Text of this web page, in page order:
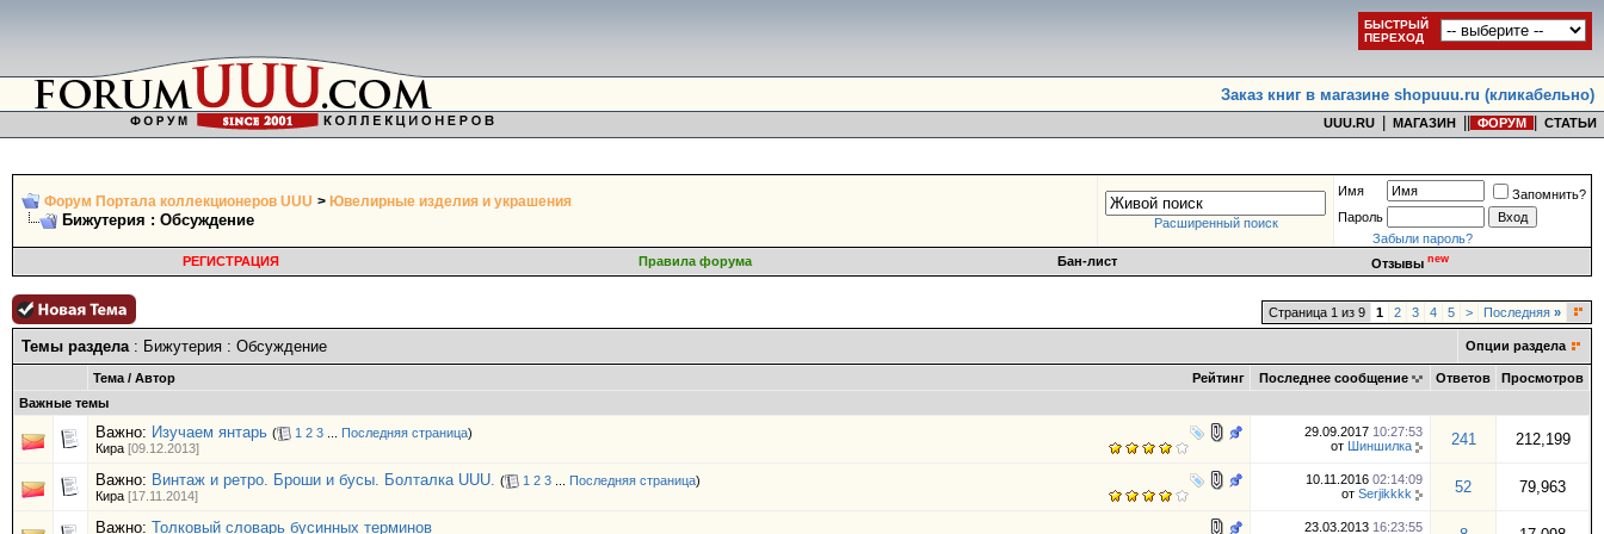
БЫСТРЫЙ
ПЕРЕХОД
Заказ книг в магазине shopuuu.ru (кликабельно)
UUU.RU МАГАЗИН ФОРУМ СТАТЬИ
Форум Портала коллекционеров UUU > Ювелирные изделия и украшения
Бижутерия : Обсуждение Расширенный поиск
Имя
Запомнить?
Пароль
Забыли пароль?
РЕГИСТРАЦИЯ
Правила форума Бан-лист Отзывы new
Страница 1 из 9 1 2 3 4 5 > Последняя »
Темы раздела: Бижутерия : Обсуждение Опции раздела
Рейтинг
Тема / Автор Последнее сообщение Ответов
Просмотров
Важные темы
Важно: Изучаем янтарь ( 1 2 3 Последняя страница)
Кира [09.12.2013]
29.09.2017 10:27:53
от Шиншилка 241 212,199
Важно: Винтаж и ретро. Броши и бусы. Болталка UUU. ( 1 2 3 Последняя страница)
Кира [17.11.2014]
10.11.2016 02:14:09
от Serjikkkk 52 79,963
Важно: Толковый словарь бусинных терминов 23.03.2013 16:23:55